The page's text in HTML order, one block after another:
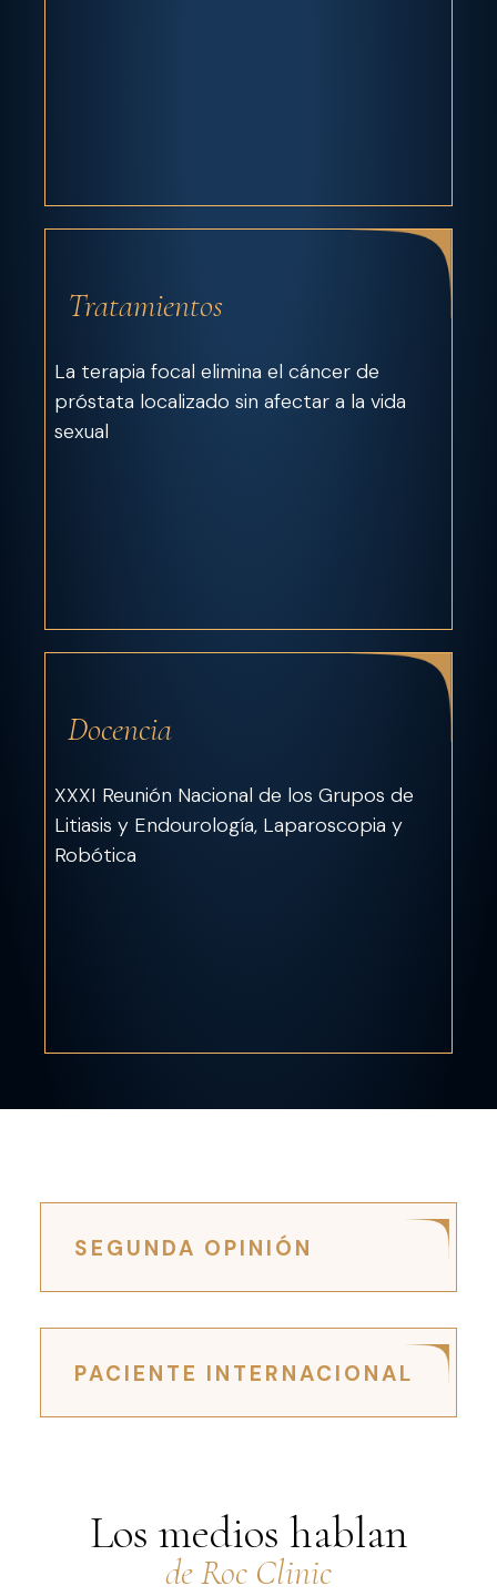
Tratamientos
La terapia focal elimina el cáncer de
próstata localizado sin afectar a la vida
sexual
Docencia
XXXI Reunión Nacional de los Grupos de
Litiasis y Endourología, Laparoscopia y
Robótica
SEGUNDA OPINIÓN
PACIENTE INTERNACIONAL
Los medios hablan
de Roc Clinic